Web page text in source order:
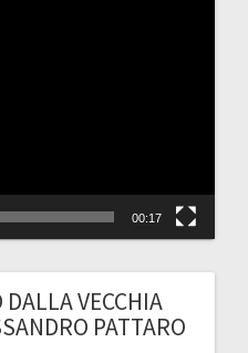
00:17
DALLA VECCHIA
PATTARO